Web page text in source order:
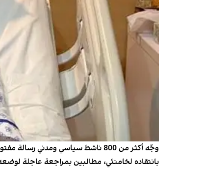
بانتقاده لخامنئي، مطالبين بمراجعة عاجلة